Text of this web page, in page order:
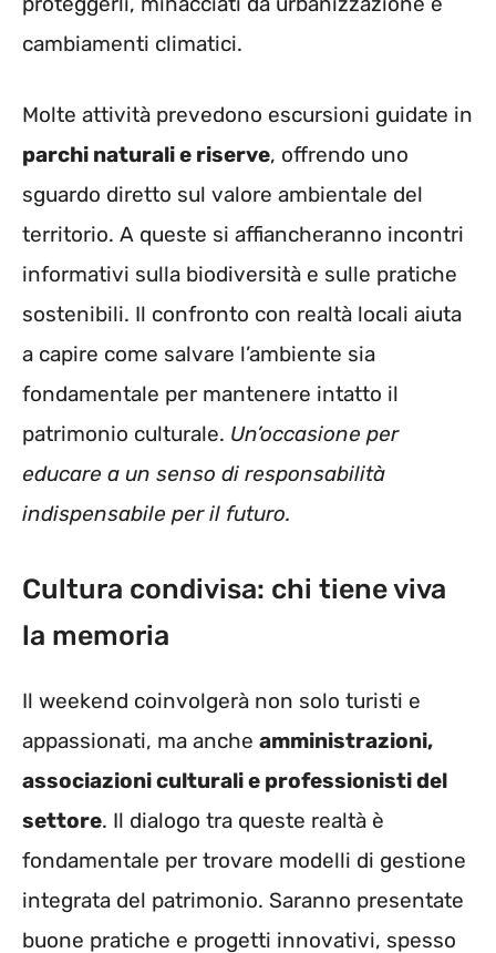
cambiamenti climatici.
Molte attività prevedono escursioni guidate in
parchi naturali e riserve, offrendo uno
sguardo diretto sul valore ambientale del
territorio. A queste si affiancheranno incontri
informativi sulla biodiversità e sulle pratiche
sostenibili. Il confronto con realtà locali aiuta
a capire come salvare l’ambiente sia
fondamentale per mantenere intatto il
patrimonio culturale. Un’occasione per
educare a un senso di responsabilità
indispensabile per il futuro.
Cultura condivisa: chi tiene viva
la memoria
Il weekend coinvolgerà non solo turisti e
appassionati, ma anche amministrazioni,
associazioni culturali e professionisti del
settore. Il dialogo tra queste realtà è
fondamentale per trovare modelli di gestione
integrata del patrimonio. Saranno presentate
buone pratiche e progetti innovativi, spesso